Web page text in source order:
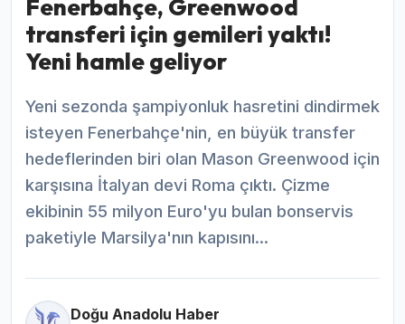
Fenerbahçe, Greenwood
transferi için gemileri yaktı!
Yeni hamle geliyor
Yeni sezonda şampiyonluk hasretini dindirmek
isteyen Fenerbahçe'nin, en büyük transfer
hedeflerinden biri olan Mason Greenwood için
karşısına İtalyan devi Roma çıktı. Çizme
ekibinin 55 milyon Euro'yu bulan bonservis
paketiyle Marsilya'nın kapısını...
Doğu Anadolu Haber